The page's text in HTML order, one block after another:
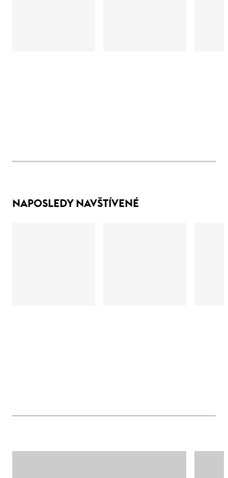
NAPOSLEDY NAVŠTÍVENÉ